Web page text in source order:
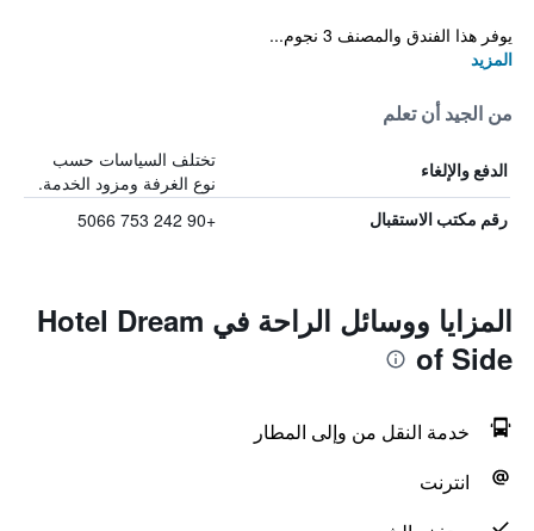
يوفر هذا الفندق والمصنف 3 نجوم...
المزيد
من الجيد أن تعلم
الدفع والإلغاء
تختلف السياسات حسب
نوع الغرفة ومزود الخدمة.
رقم مكتب الاستقبال +90 242 753 5066
المزايا ووسائل الراحة في Hotel Dream
of Side
خدمة النقل من وإلى المطار
انترنت